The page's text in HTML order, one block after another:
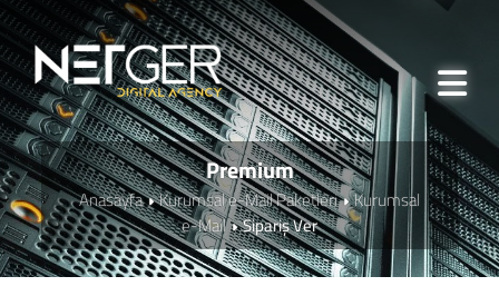
Premium
Anasayfa Kurumsal e-Mail Paketleri
Kurumsal
e-Mail
Sipariş Ver